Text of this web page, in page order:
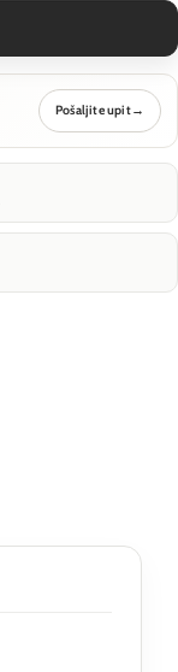
Pošaljite upit→